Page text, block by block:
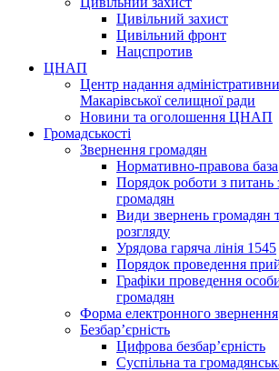
Цивільний захист
Цивільний фронт
Нацспротив
ЦНАП
Центр надання
Макарівської селищної ради
Новини та оголошення ЦНАП
Громадськості
Звернення громадян
Нормативно-правова база
Порядок роботи з питань
громадян
Види звернень громадян
розгляду
Урядова гаряча лінія 1545
Порядок проведення
Графіки проведення
громадян
Форма електронного звернення
Безбар’єрність
Цифрова безбар’єрність
Суспільна та